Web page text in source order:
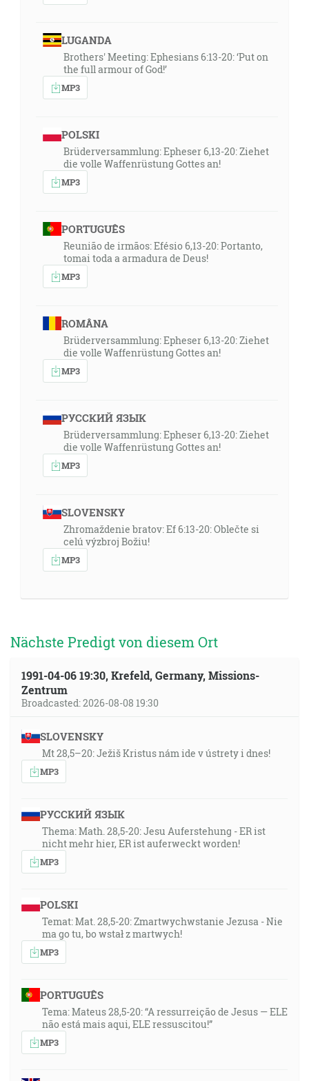
LUGANDA
Brothers' Meeting: Ephesians 6:13-20: ‘Put on
the full armour of God!’
MP3
POLSKI
Brüderversammlung: Epheser 6,13-20: Ziehet
die volle Waffenrüstung Gottes an!
MP3
PORTUGUÊS
Reunião de irmãos: Efésio 6,13-20: Portanto,
tomai toda a armadura de Deus!
MP3
ROMÂNA
Brüderversammlung: Epheser 6,13-20: Ziehet
die volle Waffenrüstung Gottes an!
MP3
РУССКИЙ ЯЗЫК
Brüderversammlung: Epheser 6,13-20: Ziehet
die volle Waffenrüstung Gottes an!
MP3
SLOVENSKY
Zhromaždenie bratov: Ef 6:13-20: Oblečte si
celú výzbroj Božiu!
MP3
Nächste Predigt von diesem Ort
1991-04-06 19:30, Krefeld, Germany, Missions-
Zentrum
Broadcasted: 2026-08-08 19:30
SLOVENSKY
Mt 28,5–20: Ježiš Kristus nám ide v ústrety i dnes!
MP3
РУССКИЙ ЯЗЫК
Thema: Math. 28,5-20: Jesu Auferstehung - ER ist
nicht mehr hier, ER ist auferweckt worden!
MP3
POLSKI
Temat: Mat. 28,5-20: Zmartwychwstanie Jezusa - Nie
ma go tu, bo wstał z martwych!
MP3
PORTUGUÊS
Tema: Mateus 28,5-20: “A ressurreição de Jesus — ELE
não está mais aqui, ELE ressuscitou!”
MP3